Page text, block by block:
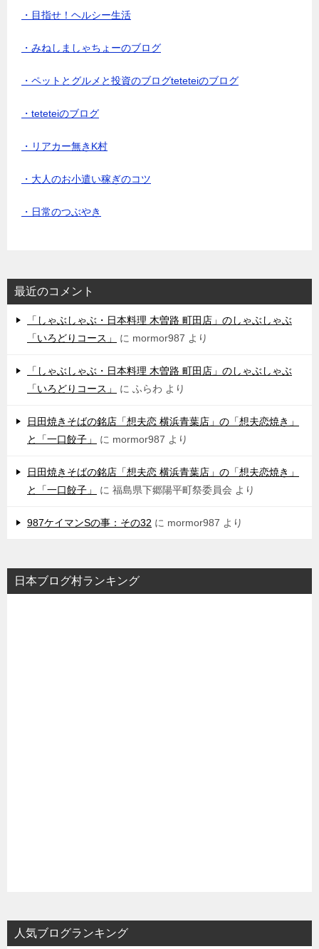
・目指せ！ヘルシー生活
・みねしましゃちょーのブログ
・ペットとグルメと投資のブログteteteiのブログ
・teteteiのブログ
・リアカー無きK村
・大人のお小遣い稼ぎのコツ
・日常のつぶやき
最近のコメント
「しゃぶしゃぶ・日本料理 木曽路 町田店」のしゃぶしゃぶ
「いろどりコース」
に mormor987 より
「しゃぶしゃぶ・日本料理 木曽路 町田店」のしゃぶしゃぶ
「いろどりコース」
に ふらわ より
日田焼きそばの銘店「想夫恋 横浜青葉店」の「想夫恋焼き」
と「一口餃子」
に mormor987 より
日田焼きそばの銘店「想夫恋 横浜青葉店」の「想夫恋焼き」
と「一口餃子」
に 福島県下郷陽平町祭委員会 より
987ケイマンSの事：その32 に mormor987 より
日本ブログ村ランキング
人気ブログランキング